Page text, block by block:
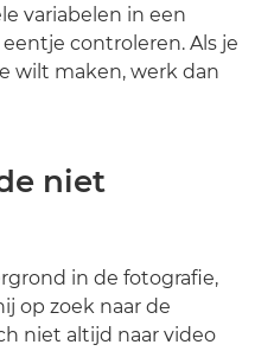
variabelen in een
controleren. Als je
wilt maken, werk dan
niet
in de fotografie,
op zoek naar de
niet altijd naar video